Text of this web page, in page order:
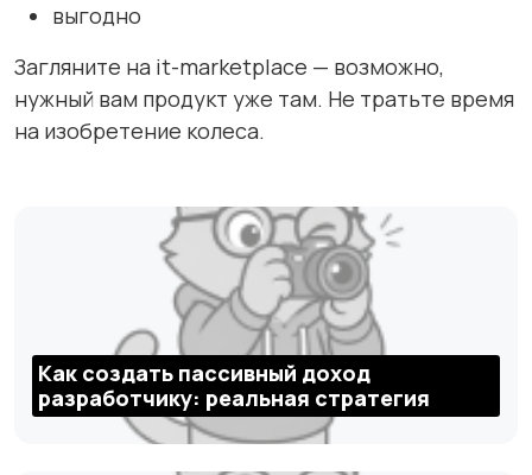
выгодно
Загляните на it-marketplace — возможно,
нужный вам продукт уже там. Не тратьте время
на изобретение колеса.
Как создать пассивный доход
разработчику: реальная стратегия